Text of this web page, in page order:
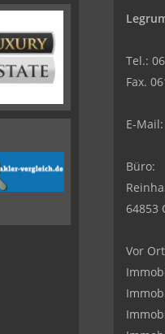
Tel.:
Fax.
E-Mail:
Büro:
64853
Vor